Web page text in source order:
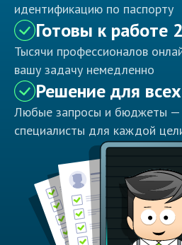
идентификацию по паспорту
Готовы к работе
Тысячи профессионалов
вашу задачу немедленно
Решение для
Любые запросы и бюджеты —
специалисты для каждой